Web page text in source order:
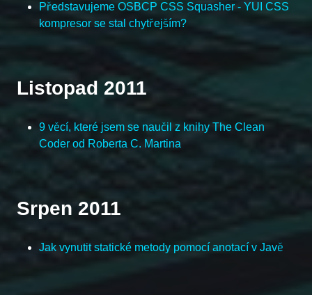
Představujeme OSBCP CSS Squasher - YUI CSS
kompresor se stal chytřejším?
Listopad 2011
9 věcí, které jsem se naučil z knihy The Clean
Coder od Roberta C. Martina
Srpen 2011
Jak vynutit statické metody pomocí anotací v Javě